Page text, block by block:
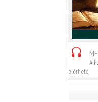
A
elérhető